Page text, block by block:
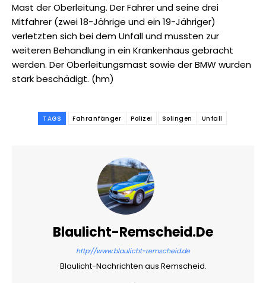
Mast der Oberleitung. Der Fahrer und seine drei
Mitfahrer (zwei 18-Jährige und ein 19-Jähriger)
verletzten sich bei dem Unfall und mussten zur
weiteren Behandlung in ein Krankenhaus gebracht
werden. Der Oberleitungsmast sowie der BMW wurden
stark beschädigt. (hm)
TAGS Fahranfänger Polizei Solingen Unfall
Blaulicht-Remscheid.de
http://www.blaulicht-remscheid.de
Blaulicht-Nachrichten aus Remscheid.